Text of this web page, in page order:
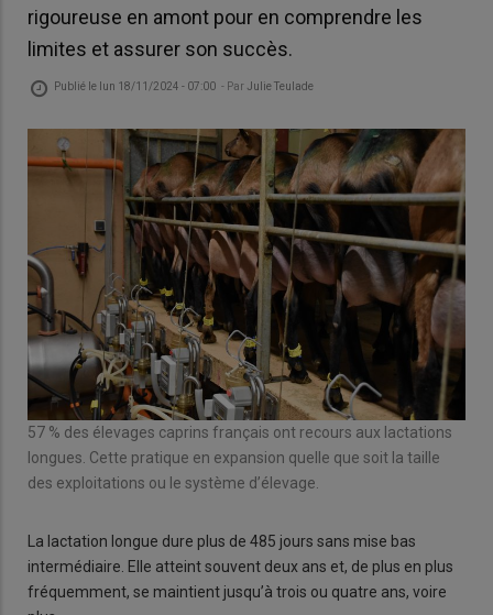
rigoureuse en amont pour en comprendre les
limites et assurer son succès.
Publié le lun 18/11/2024 - 07:00 - Par Julie Teulade
57 % des élevages caprins français ont recours aux lactations
longues. Cette pratique en expansion quelle que soit la taille
des exploitations ou le système d’élevage.
La lactation longue dure plus de 485 jours sans mise bas
intermédiaire. Elle atteint souvent deux ans et, de plus en plus
fréquemment, se maintient jusqu’à trois ou quatre ans, voire